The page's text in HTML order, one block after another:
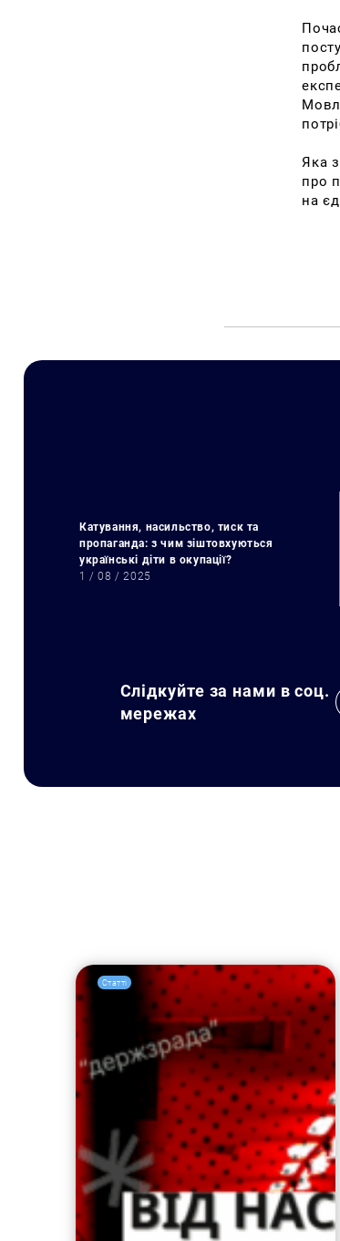
Яка
про
на
Катування, насильство, тиск та
пропаганда: з чим зіштовхуються
українські діти в окупації?
1 / 08 / 2025
Слідкуйте за нами в соц.
мережах
Статті